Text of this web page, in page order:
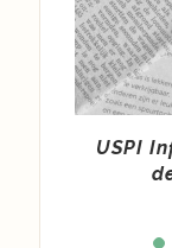
USPI